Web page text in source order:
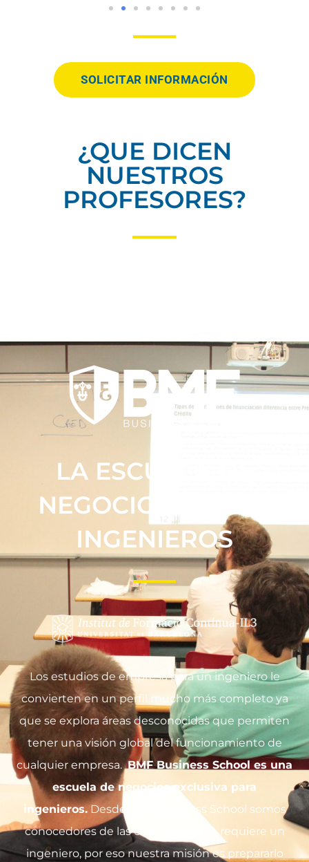
SOLICITAR INFORMACIÓN
¿QUE DICEN
NUESTROS
PROFESORES?
LA ESCUELA DE
NEGOCIOS DE LOS
INGENIEROS
Los estudios de empresa para un ingeniero le
convierten en un perfil mucho más completo ya
que se explora áreas desconocidas que permiten
tener una visión global del funcionamiento de
cualquier empresa.BMF Business School es una
escuela de negocios exclusiva para
ingenieros.Desde BMF Business School somos
conocedores de las exigencias que requiere un
ingeniero, por eso nuestra misión es prepararlo